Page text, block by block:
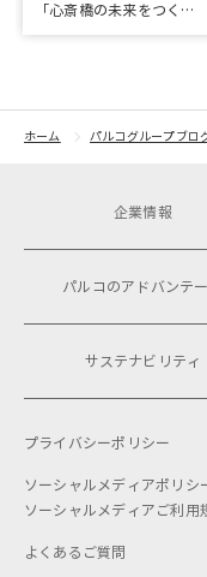
「心斎橋の未来をつくろ
ホーム パルコグループブロ
企業情報
パルコのアドバンテ
サステナビリティ
プライバシーポリシー
ソーシャルメディアポリシ
ソーシャルメディアご利用
よくあるご質問